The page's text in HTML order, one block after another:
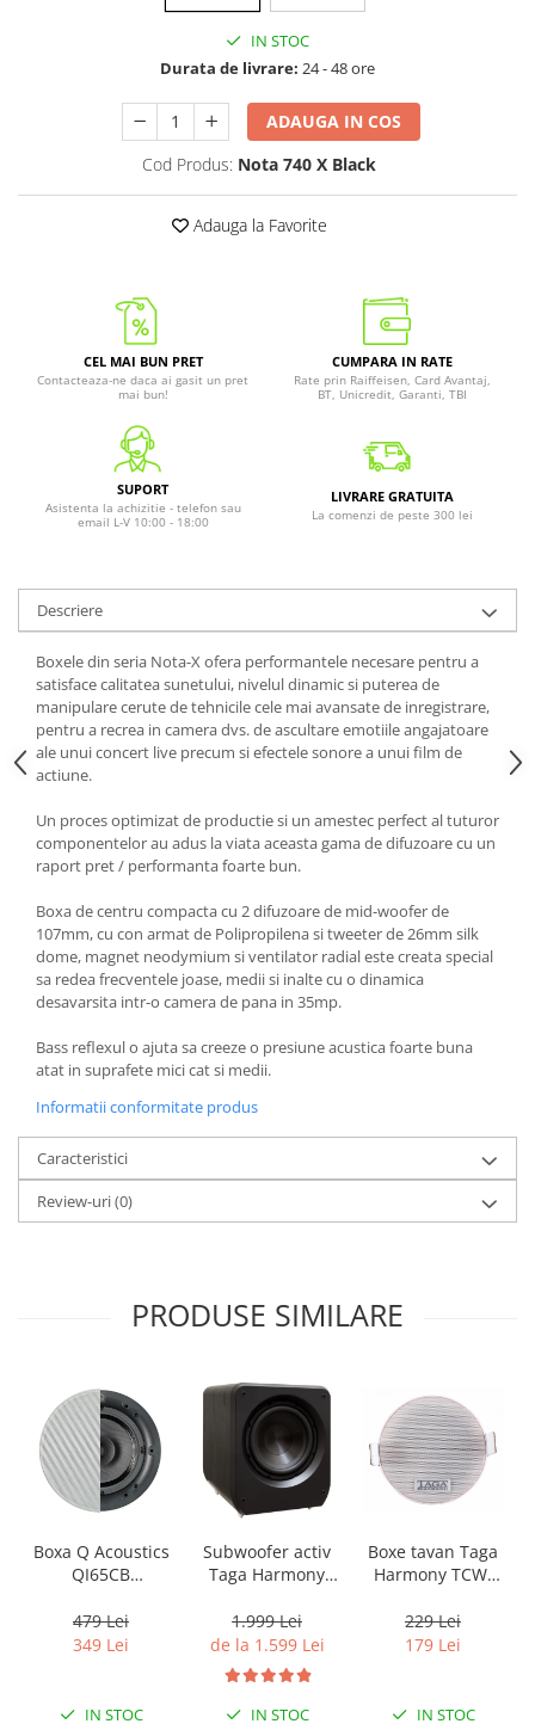
IN STOC
Durata de livrare: 24 - 48 ore
ADAUGA IN COS
Cod Produs: Nota 740 X Black
Adauga la Favorite
CEL MAI BUN PRET
Contacteaza-ne daca ai gasit un pret
mai bun!
CUMPARA IN RATE
Rate prin Raiffeisen, Card Avantaj,
BT, Unicredit, Garanti, TBI
SUPORT
Asistenta la achizitie - telefon sau
email L-V 10:00 - 18:00
LIVRARE GRATUITA
La comenzi de peste 300 lei
Descriere
Boxele din seria Nota-X ofera performantele necesare pentru a
satisface calitatea sunetului, nivelul dinamic si puterea de
manipulare cerute de tehnicile cele mai avansate de inregistrare,
pentru a recrea in camera dvs. de ascultare emotiile angajatoare
ale unui concert live precum si efectele sonore a unui film de
actiune.
Un proces optimizat de productie si un amestec perfect al tuturor
componentelor au adus la viata aceasta gama de difuzoare cu un
raport pret / performanta foarte bun.
Boxa de centru compacta cu 2 difuzoare de mid-woofer de
107mm, cu con armat de Polipropilena si tweeter de 26mm silk
dome, magnet neodymium si ventilator radial este creata special
sa redea frecventele joase, medii si inalte cu o dinamica
desavarsita intr-o camera de pana in 35mp.
Bass reflexul o ajuta sa creeze o presiune acustica foarte buna
atat in suprafete mici cat si medii.
Informatii conformitate produs
Caracteristici
Review-uri(0)
PRODUSE SIMILARE
Boxa Q Acoustics
QI65CB
Ceiling (1 buc)
479 Lei
349 Lei
IN STOC
Subwoofer activ
Taga Harmony
v3
1.999 Lei
de la 1.599 Lei
IN STOC
Boxe tavan Taga
Harmony TCW-
229 Lei
179 Lei
IN STOC